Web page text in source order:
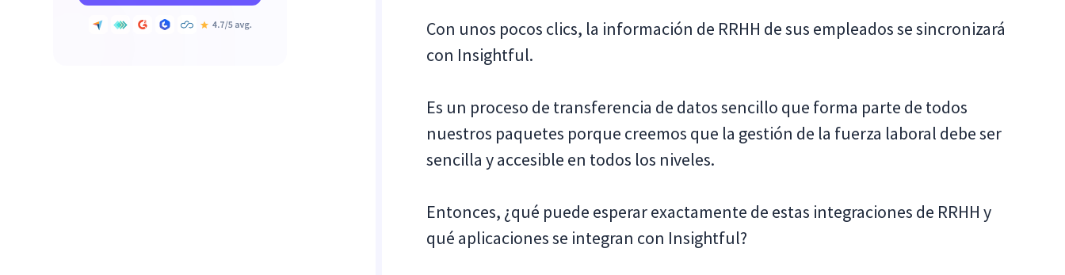
Con unos pocos clics, la información de RRHH de sus empleados se sincronizará
con Insightful.
Es un proceso de transferencia de datos sencillo que forma parte de todos
nuestros paquetes porque creemos que la gestión de la fuerza laboral debe ser
sencilla y accesible en todos los niveles.
Entonces, ¿qué puede esperar exactamente de estas integraciones de RRHH y
qué aplicaciones se integran con Insightful?